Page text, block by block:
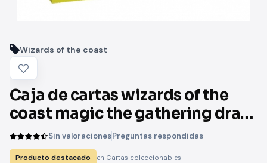
Wizards of the coast
Caja de cartas wizards of the
coast magic the gathering draft
booster march of the machine
36 unidades inglés
Sin valoracionesPreguntas respondidas
Producto destacado en Cartas coleccionables